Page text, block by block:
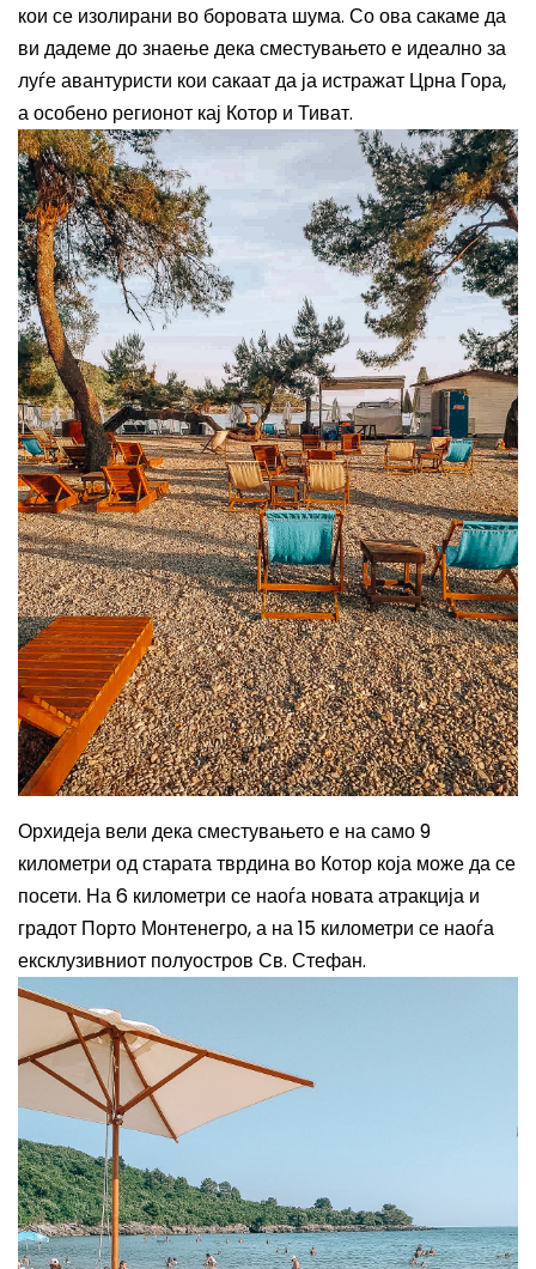
кои се изолирани во боровата шума. Со ова сакаме да
ви дадеме до знаење дека сместувањето е идеално за
луѓе авантуристи кои сакаат да ја истражат Црна Гора,
а особено регионот кај Котор и Тиват.
Орхидеја вели дека сместувањето е на само 9
километри од старата тврдина во Котор која може да се
посети. На 6 километри се наоѓа новата атракција и
градот Порто Монтенегро, а на 15 километри се наоѓа
ексклузивниот полуостров Св. Стефан.